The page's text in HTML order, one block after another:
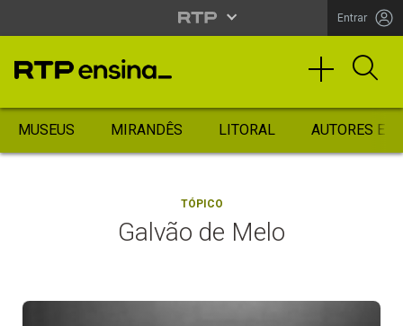
Entrar
MUSEUS MIRANDÊS LITORAL AUTORES
TÓPICO
Galvão de Melo